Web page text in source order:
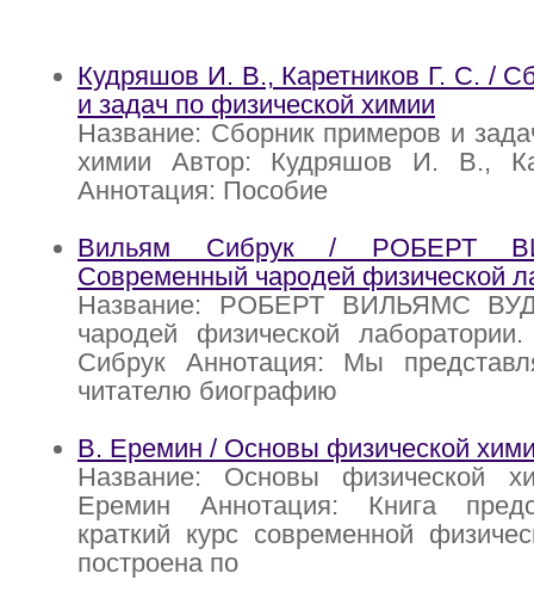
Кудряшов И. В., Каретников Г. С. /
и задач по физической химии
Название: Сборник примеров и
химии Автор: Кудряшов И. В.,
Аннотация: Пособие
Вильям Сибрук / РОБЕРТ
Современный чародей физической
Название: РОБЕРТ ВИЛЬЯМС
чародей физической
Сибрук Аннотация: Мы
читателю биографию
В. Еремин / Основы физической
Название: Основы физической
Еремин Аннотация: Книга
краткий курс современной
построена по